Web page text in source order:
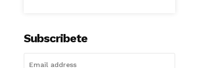
Subscribete